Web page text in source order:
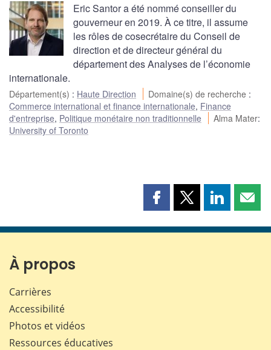
Eric Santor a été nommé conseiller du
gouverneur en 2019. À ce titre, il assume
les rôles de cosecrétaire du Conseil de
direction et de directeur général du
département des Analyses de l’économie
internationale.
Département(s) : Haute Direction Domaine(s) de recherche :
Commerce international et finance internationale, Finance
d'entreprise, Politique monétaire non traditionnelle Alma Mater:
University of Toronto
Partager
page
Partager
page
Partager
page page
À propos
Carrières
Accessibilité
Photos et vidéos
Ressources éducatives